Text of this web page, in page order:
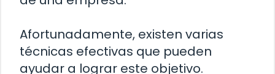
Afortunadamente, existen varias
técnicas efectivas que pueden
ayudar a lograr este objetivo.